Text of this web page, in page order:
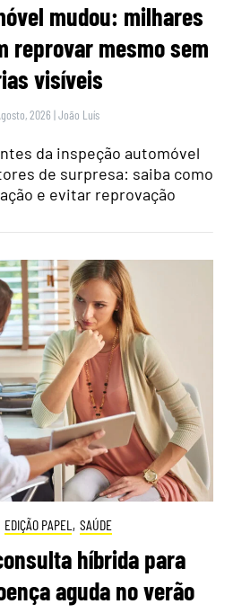
mudou: milhares
reprovar mesmo sem
visíveis
2026 |João Luís
da inspeção automóvel
de surpresa: saiba como
e evitar reprovação
EDIÇÃO PAPEL , SAÚDE
híbrida para
aguda no verão